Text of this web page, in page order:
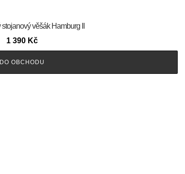
věšák Hamburg II
1 390 Kč
DO OBCHODU